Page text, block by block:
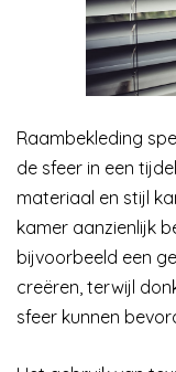
Raambekleding
de sfeer in een
materiaal en stijl
kamer aanzienlijk
bijvoorbeeld een
creëren, terwijl
sfeer kunnen